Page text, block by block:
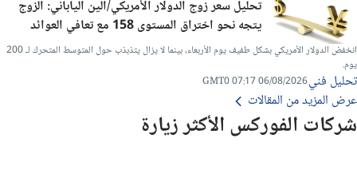
شركات الفوركس الأكثر زيارة
تحليل سعر زوج الدولار الأمريكي/الين الياباني: الزوج
يتجه نحو اختراق المستوى 158 مع تعافي العوائد
انخفض الدولار الأمريكي بشكل طفيف يوم الأربعاء، بينما لا يزال يتذبذب حول المتوسط ​​المتحرك لـ 200
يوم.
تحليل فني06/08/2026 07:17 GMT0
عرض المزيد من المقالات